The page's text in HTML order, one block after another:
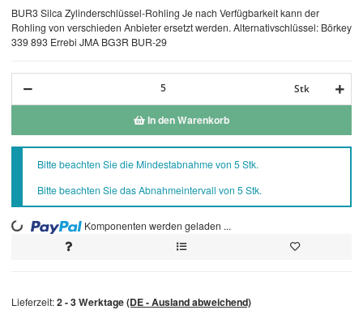
BUR3 Silca Zylinderschlüssel-Rohling Je nach Verfügbarkeit kann der
Rohling von verschieden Anbieter ersetzt werden. Alternativschlüssel: Börkey
339 893 Errebi JMA BG3R BUR-29
Stk
In den Warenkorb
xBitte beachten Sie die Mindestabnahme von 5 Stk.
Bitte beachten Sie das Abnahmeintervall von 5 Stk.
Loading... Komponenten werden geladen ...
Lieferzeit:2 - 3 Werktage(DE - Ausland abweichend)